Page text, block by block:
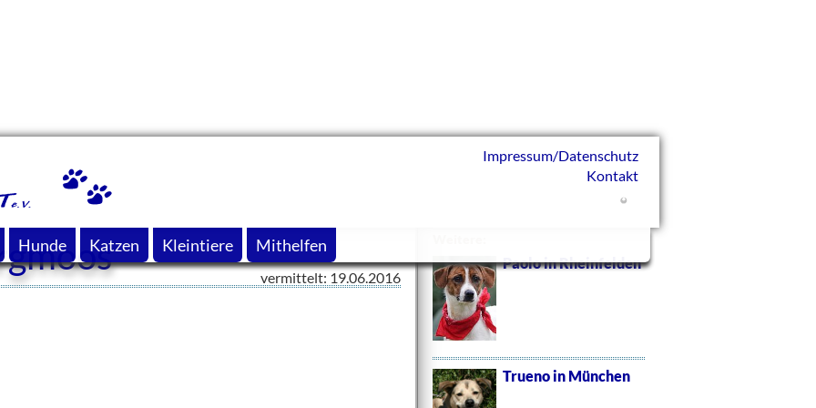
Paolo in Rheinfelden
Trueno in München
vermittelt: 19.06.2016
Impressum/Datenschutz
Kontakt
Hunde Katzen Kleintiere Mithelfen